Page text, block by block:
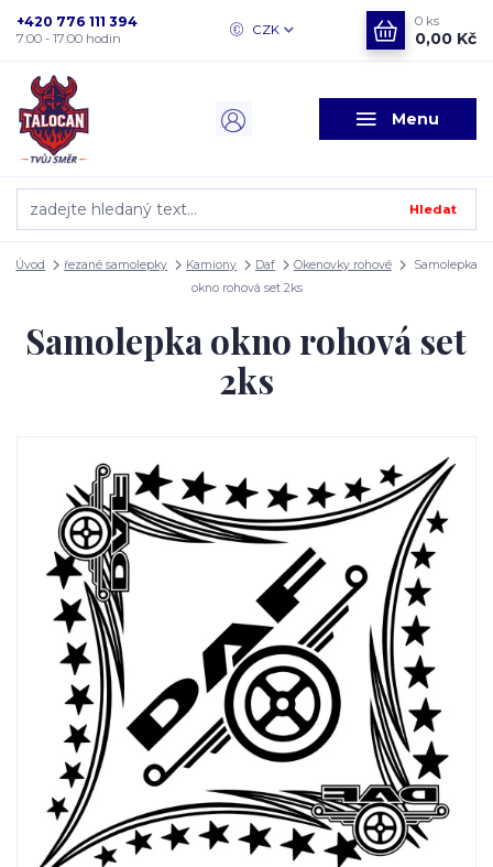
Menu
CZK
Hledat
+420 776 111 394
7:00 - 17:00 hodin
0 ks
0,00 Kč
Úvod řezané samolepky Kamiony Daf Okenovky rohové
Samolepka
okno rohová set 2ks
Samolepka okno rohová set
2ks